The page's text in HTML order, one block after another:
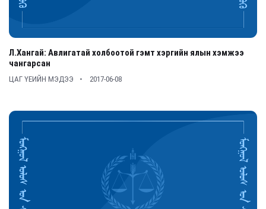
Л.Хангай: Авлигатай холбоотой гэмт хэргийн ялын хэмжээ
чангарсан
ЦАГ ҮЕИЙН МЭДЭЭ 2017-06-08